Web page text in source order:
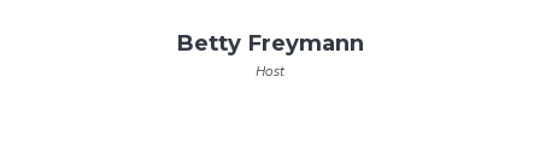
Betty Freymann
Host